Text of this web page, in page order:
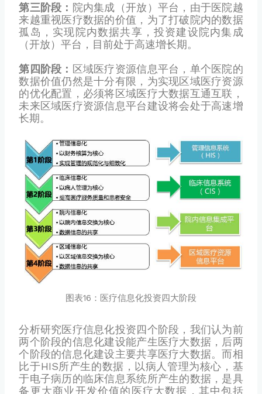
第三阶段： 院内集成（开放）平台，由于医院越
来越重视医疗数据的价值，为了打破院内的数据
孤岛，实现院内数据共享，投资建设院内集成
（开放）平台，目前处于高速增长期。
第四阶段： 区域医疗资源信息平台，单个医院的
数据价值仍然是十分有限，为实现区域医疗资源
的优化配置，必须将区域医疗大数据互通互联，
未来区域医疗资源信息平台建设将会处于高速增
长期。
图表16：医疗信息化投资四大阶段
分析研究医疗信息化投资四个阶段，我们认为前
两个阶段的信息化建设能产生医疗大数据，后两
个阶段的信息化建设主要共享医疗大数据。而相
比于HIS所产生的数据，以病人管理为核心，基
于电子病历的临床信息系统所产生的数据，是具
备更大商业开发价值的医疗大数据，其中包括